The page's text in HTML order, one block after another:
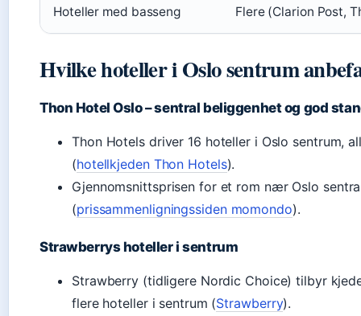
Hoteller med basseng Flere (Clarion Post,
Hvilke hoteller i Oslo sentrum
Thon Hotel Oslo – sentral beliggenhet og god
Thon Hotels driver 16 hoteller i Oslo sentrum,
(hotellkjeden Thon Hotels).
Gjennomsnittsprisen for et rom nær Oslo
(prissammenligningssiden momondo).
Strawberrys hoteller i sentrum
Strawberry (tidligere Nordic Choice) tilbyr
flere hoteller i sentrum (Strawberry).